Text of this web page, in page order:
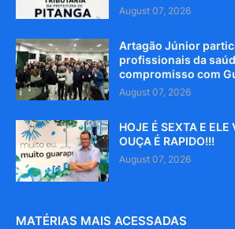
August 07, 2026
Artagão Júnior
profissionais da
compromisso com
August 07, 2026
HOJE É SEXTA E ELE
OUÇA É RAPIDO!!!
August 07, 2026
MATÉRIAS MAIS ACESSADAS